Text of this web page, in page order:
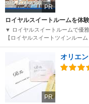
PR
ロイヤルスイートルームを体
▼ ロイヤルスイートルームで優
【ロイヤルスイートツインルー
PR
オリエ